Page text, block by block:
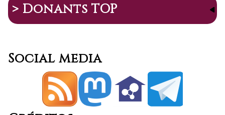
> Donants TOP
Social media